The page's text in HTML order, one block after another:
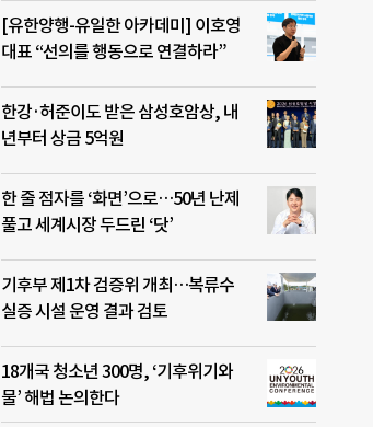
[유한양행-유일한 아카데미] 이호영
대표 “선의를 행동으로 연결하라”
한강·허준이도 받은 삼성호암상, 내
년부터 상금 5억원
한 줄 점자를 ‘화면’으로…50년 난제
풀고 세계시장 두드린 ‘닷’
기후부 제1차 검증위 개최…복류수
실증 시설 운영 결과 검토
18개국 청소년 300명, ‘기후위기와
물’ 해법 논의한다